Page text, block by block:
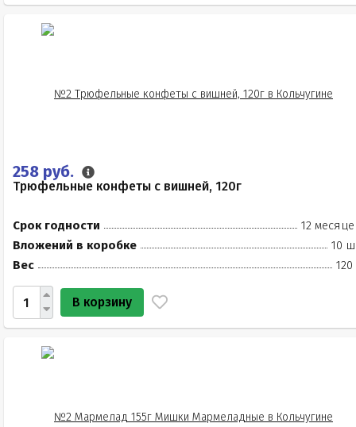
258 руб.
Трюфельные конфеты с вишней, 120г
Срок годности
12
Вложений в коробке
10
Вес
120
В корзину